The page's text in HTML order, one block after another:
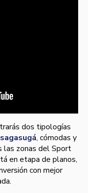
dos tipologías
, cómodas y
las zonas del Sport
en etapa de planos,
con mejor